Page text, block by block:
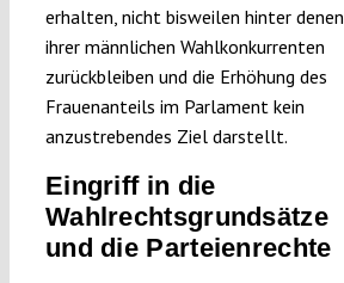
erhalten, nicht bisweilen hinter denen
ihrer männlichen Wahlkonkurrenten
zurückbleiben und die Erhöhung des
Frauenanteils im Parlament kein
anzustrebendes Ziel darstellt.
Eingriff in die
Wahlrechtsgrundsätze
und die Parteienrechte